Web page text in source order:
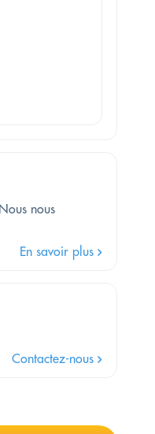
nous
En savoir plus
Contactez-nous